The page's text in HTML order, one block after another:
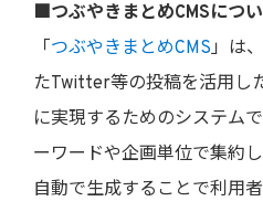
■つぶやきまとめCMSにつ
「 つぶやきまとめCMS」は
たTwitter等の投稿を活用し
に実現するためのシステム
ーワードや企画単位で集約
自動で生成することで利用